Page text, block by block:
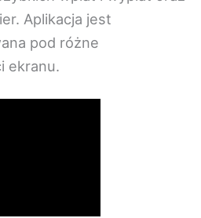
Aplikacja jest
pod różne
ekranu.